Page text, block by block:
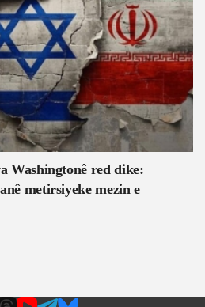
Washingtonê red dike:
metirsiyeke mezin e